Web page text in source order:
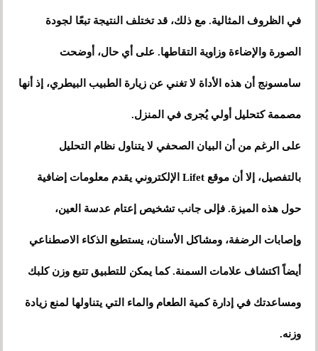
في الظروف المثالية. مع ذلك، قد تختلف النتيجة تبعًا لجودة
الصورة والإضاءة وزاوية التقاطها. على أي حال، أوضحت
سامسونج أن هذه الأداة لا تغني عن زيارة الطبيب البيطري، إذ أنها
مصممة كتحليل أولي يُجرى في المنزل.
على الرغم من أن البيان الصحفي لا يتناول نظام التحليل
بالتفصيل، إلا أن موقع Lifet الإلكتروني يقدم معلومات إضافية
حول هذه الميزة. فإلى جانب تشخيص إعتام عدسة العين،
وإصابات الرضفة، ومشاكل الأسنان، يستطيع الذكاء الاصطناعي
أيضاً اكتشاف علامات السمنة. كما يمكن للتطبيق تتبع وزن كلبك
ومساعدتك في إدارة كمية الطعام والماء التي يتناولها لمنع زيادة
وزنه.